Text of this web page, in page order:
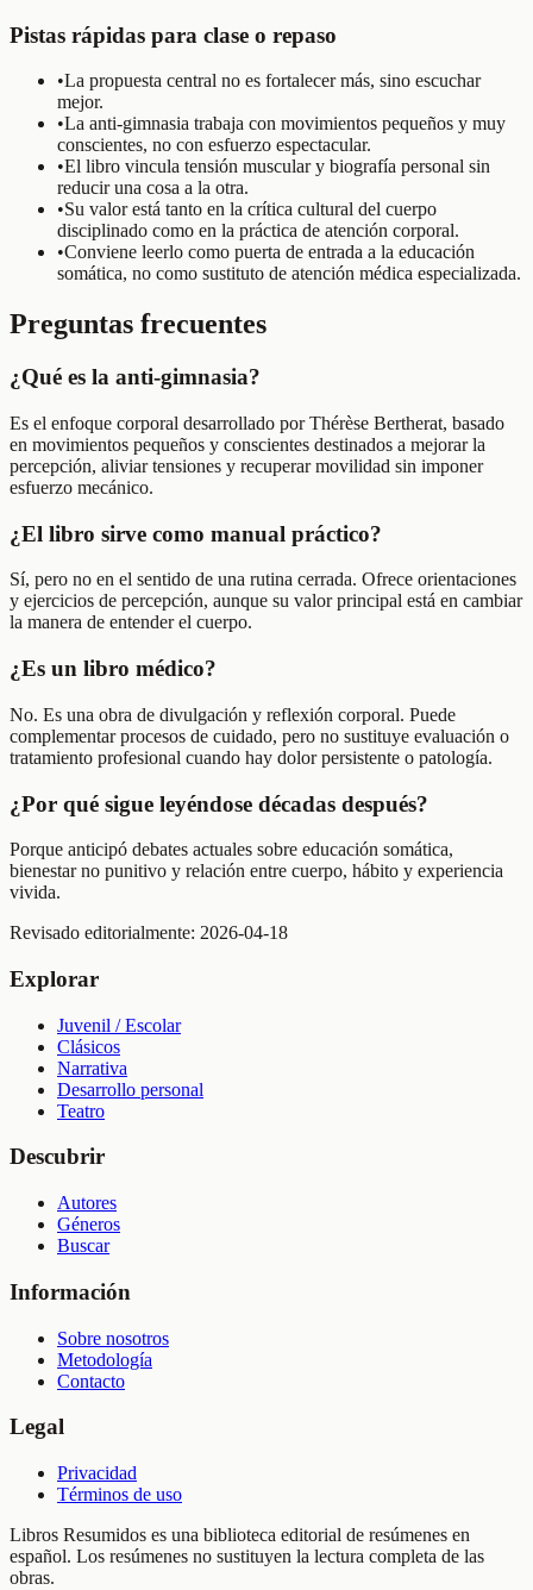
Pistas rápidas para clase o repaso
•La propuesta central no es fortalecer más, sino escuchar
mejor.
•La anti-gimnasia trabaja con movimientos pequeños y muy
conscientes, no con esfuerzo espectacular.
•El libro vincula tensión muscular y biografía personal sin
reducir una cosa a la otra.
•Su valor está tanto en la crítica cultural del cuerpo
disciplinado como en la práctica de atención corporal.
•Conviene leerlo como puerta de entrada a la educación
somática, no como sustituto de atención médica especializada.
Preguntas frecuentes
¿Qué es la anti-gimnasia?
Es el enfoque corporal desarrollado por Thérèse Bertherat, basado
en movimientos pequeños y conscientes destinados a mejorar la
percepción, aliviar tensiones y recuperar movilidad sin imponer
esfuerzo mecánico.
¿El libro sirve como manual práctico?
Sí, pero no en el sentido de una rutina cerrada. Ofrece orientaciones
y ejercicios de percepción, aunque su valor principal está en cambiar
la manera de entender el cuerpo.
¿Es un libro médico?
No. Es una obra de divulgación y reflexión corporal. Puede
complementar procesos de cuidado, pero no sustituye evaluación o
tratamiento profesional cuando hay dolor persistente o patología.
¿Por qué sigue leyéndose décadas después?
Porque anticipó debates actuales sobre educación somática,
bienestar no punitivo y relación entre cuerpo, hábito y experiencia
vivida.
Revisado editorialmente: 2026-04-18
Explorar
Juvenil / Escolar
Clásicos
Narrativa
Desarrollo personal
Teatro
Descubrir
Autores
Géneros
Buscar
Información
Sobre nosotros
Metodología
Contacto
Legal
Privacidad
Términos de uso
Libros Resumidos es una biblioteca editorial de resúmenes en
español. Los resúmenes no sustituyen la lectura completa de las
obras.